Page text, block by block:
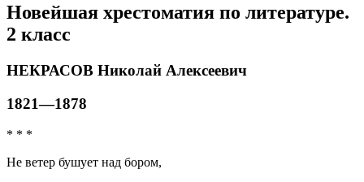
Новейшая хрестоматия по литературе.
2 класс
НЕКРАСОВ Николай Алексеевич
1821—1878
* * *
Не ветер бушует над бором,